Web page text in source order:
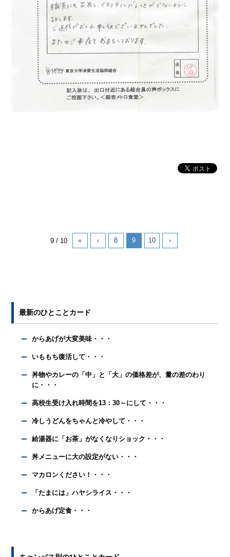
9 / 10 « ‹ 8 9 10 ›
最新のひとことカード
からあげが大変美味・・・
いももち復活して・・・
丼物やカレーの「中」と「大」の価格差が、量の差のわり
に・・・
高校生受け入れ時間を13：30～にして・・・
冷しうどんをちゃんと冷やして・・・
給湯器に「お茶」がなくなりショック・・・
丼メニューに大の設定がない・・・
マカロンください！・・・
「たまには」ハヤシライス・・・
からあげ定食・・・